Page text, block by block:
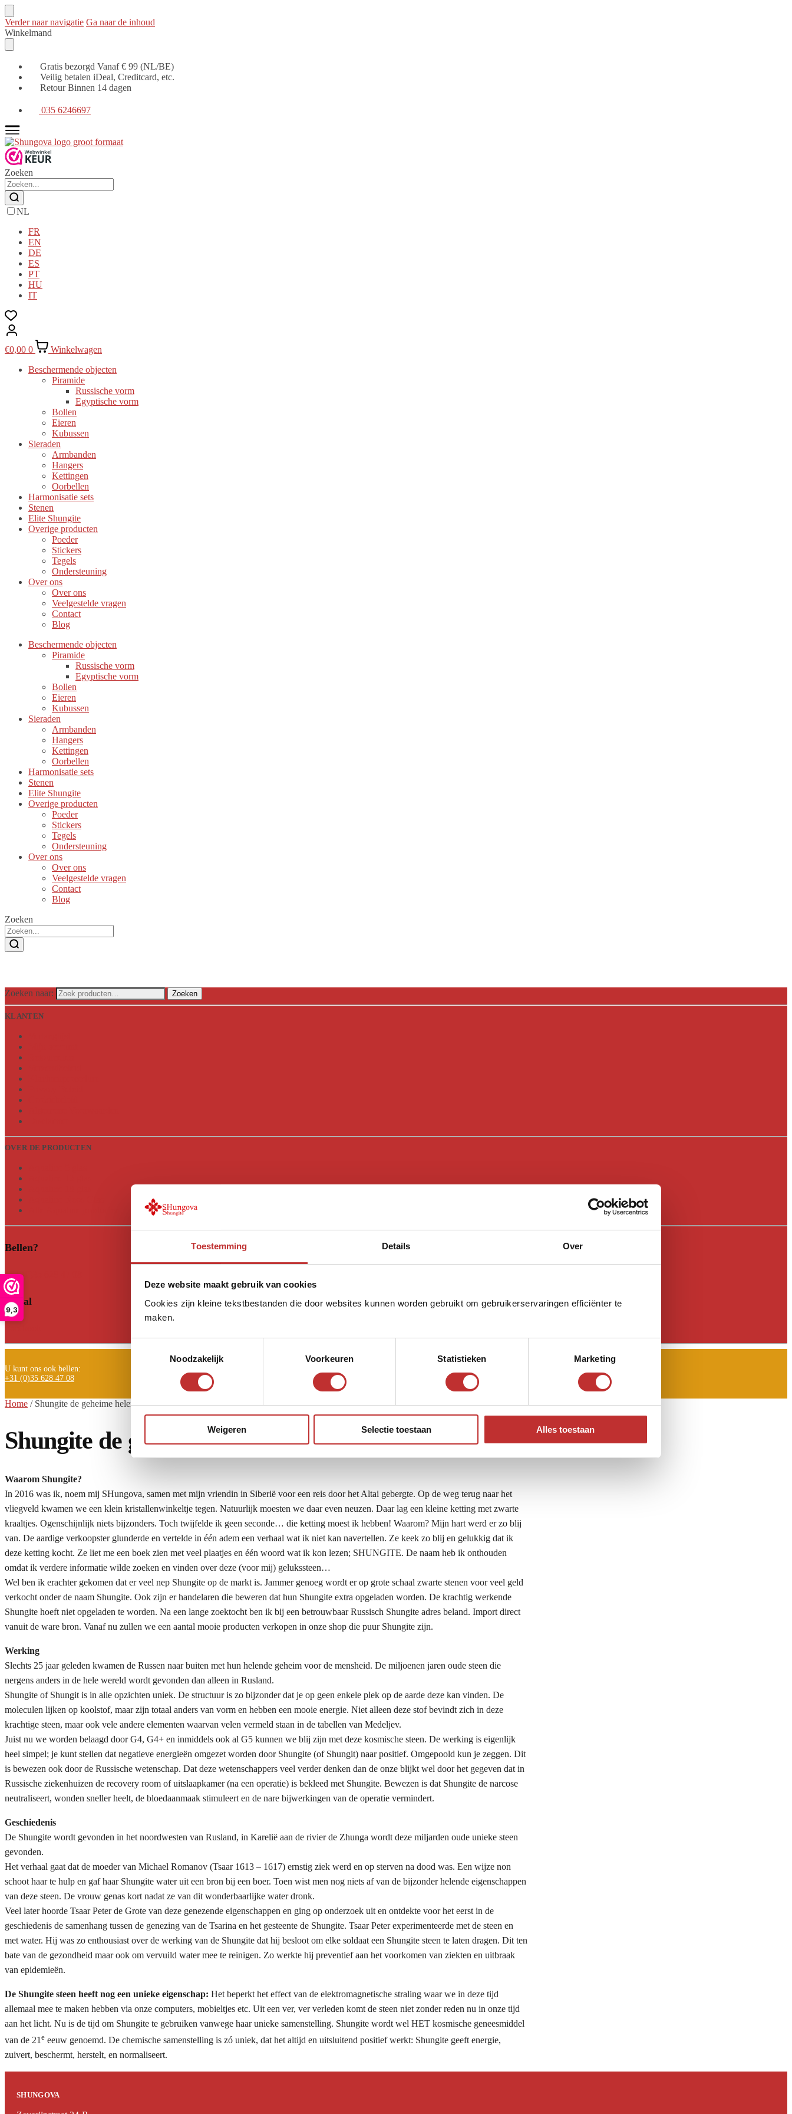
9,3
Toestemming Details Over
Deze website maakt gebruik van cookies
Cookies zijn kleine tekstbestanden die door websites kunnen worden gebruikt om gebruikerservaringen efficiënter te
maken.
Toestemmingsselectie
Noodzakelijk
Voorkeuren Statistieken Marketing
Weigeren Selectie toestaan Alles toestaan
Verder naar navigatie Ga naar de inhoud
Winkelmand
Gratis bezorgd Vanaf € 99 (NL/BE)
Veilig betalen iDeal, Creditcard, etc.
Retour Binnen 14 dagen
035 6246697
Zoeken
NL
FR
EN
DE
ES
PT
HU
IT
€0,00 0
Winkelwagen
Beschermende objecten
Piramide
Russische vorm
Egyptische vorm
Bollen
Eieren
Kubussen
Sieraden
Armbanden
Hangers
Kettingen
Oorbellen
Harmonisatie sets
Stenen
Elite Shungite
Overige producten
Poeder
Stickers
Tegels
Ondersteuning
Over ons
Over ons
Veelgestelde vragen
Contact
Blog
Beschermende objecten
Piramide
Russische vorm
Egyptische vorm
Bollen
Eieren
Kubussen
Sieraden
Armbanden
Hangers
Kettingen
Oorbellen
Harmonisatie sets
Stenen
Elite Shungite
Overige producten
Poeder
Stickers
Tegels
Ondersteuning
Over ons
Over ons
Veelgestelde vragen
Contact
Blog
Zoeken
Zoeken naar: Zoeken
KLANTEN
OVER DE PRODUCTEN
Bellen?
+31 (0)35 628 47 08
Social
U kunt ons ook bellen:
+31 (0)35 628 47 08
Home / Shungite de geheime helende steen uit rusland
Shungite de geheime helende steen uit rusland
Waarom Shungite?
In 2016 was ik, noem mij SHungova, samen met mijn vriendin in Siberië voor een reis door het Altai gebergte. Op de weg terug naar het
vliegveld kwamen we een klein kristallenwinkeltje tegen. Natuurlijk moesten we daar even neuzen. Daar lag een kleine ketting met zwarte
kraaltjes. Ogenschijnlijk niets bijzonders. Toch twijfelde ik geen seconde… die ketting moest ik hebben! Waarom? Mijn hart werd er zo blij
van. De aardige verkoopster glunderde en vertelde in één adem een verhaal wat ik niet kan navertellen. Ze keek zo blij en gelukkig dat ik
deze ketting kocht. Ze liet me een boek zien met veel plaatjes en één woord wat ik kon lezen; SHUNGITE. De naam heb ik onthouden
omdat ik verdere informatie wilde zoeken en vinden over deze (voor mij) gelukssteen…
Wel ben ik erachter gekomen dat er veel nep Shungite op de markt is. Jammer genoeg wordt er op grote schaal zwarte stenen voor veel geld
verkocht onder de naam Shungite. Ook zijn er handelaren die beweren dat hun Shungite extra opgeladen worden. De krachtig werkende
Shungite hoeft niet opgeladen te worden. Na een lange zoektocht ben ik bij een betrouwbaar Russisch Shungite adres beland. Import direct
vanuit de ware bron. Vanaf nu zullen we een aantal mooie producten verkopen in onze shop die puur Shungite zijn.
Werking
Slechts 25 jaar geleden kwamen de Russen naar buiten met hun helende geheim voor de mensheid. De miljoenen jaren oude steen die
nergens anders in de hele wereld wordt gevonden dan alleen in Rusland.
Shungite of Shungit is in alle opzichten uniek. De structuur is zo bijzonder dat je op geen enkele plek op de aarde deze kan vinden. De
moleculen lijken op koolstof, maar zijn totaal anders van vorm en hebben een mooie energie. Niet alleen deze stof bevindt zich in deze
krachtige steen, maar ook vele andere elementen waarvan velen vermeld staan in de tabellen van Medeljev.
Juist nu we worden belaagd door G4, G4+ en inmiddels ook al G5 kunnen we blij zijn met deze kosmische steen. De werking is eigenlijk
heel simpel; je kunt stellen dat negatieve energieën omgezet worden door Shungite (of Shungit) naar positief. Omgepoold kun je zeggen. Dit
is bewezen ook door de Russische wetenschap. Dat deze wetenschappers veel verder denken dan de onze blijkt wel door het gegeven dat in
Russische ziekenhuizen de recovery room of uitslaapkamer (na een operatie) is bekleed met Shungite. Bewezen is dat Shungite de narcose
neutraliseert, wonden sneller heelt, de bloedaanmaak stimuleert en de nare bijwerkingen van de operatie vermindert.
Geschiedenis
De Shungite wordt gevonden in het noordwesten van Rusland, in Karelië aan de rivier de Zhunga wordt deze miljarden oude unieke steen
gevonden.
Het verhaal gaat dat de moeder van Michael Romanov (Tsaar 1613 – 1617) ernstig ziek werd en op sterven na dood was. Een wijze non
schoot haar te hulp en gaf haar Shungite water uit een bron bij een boer. Toen wist men nog niets af van de bijzonder helende eigenschappen
van deze steen. De vrouw genas kort nadat ze van dit wonderbaarlijke water dronk.
Veel later hoorde Tsaar Peter de Grote van deze genezende eigenschappen en ging op onderzoek uit en ontdekte voor het eerst in de
geschiedenis de samenhang tussen de genezing van de Tsarina en het gesteente de Shungite. Tsaar Peter experimenteerde met de steen en
met water. Hij was zo enthousiast over de werking van de Shungite dat hij besloot om elke soldaat een Shungite steen te laten dragen. Dit ten
bate van de gezondheid maar ook om vervuild water mee te reinigen. Zo werkte hij preventief aan het voorkomen van ziekten en uitbraak
van epidemieën.
De Shungite steen heeft nog een unieke eigenschap: Het beperkt het effect van de elektromagnetische straling waar we in deze tijd
allemaal mee te maken hebben via onze computers, mobieltjes etc. Uit een ver, ver verleden komt de steen niet zonder reden nu in onze tijd
aan het licht. Nu is de tijd om Shungite te gebruiken vanwege haar unieke samenstelling. Shungite wordt wel HET kosmische geneesmiddel
van de 21 e eeuw genoemd. De chemische samenstelling is zó uniek, dat het altijd en uitsluitend positief werkt: Shungite geeft energie,
zuivert, beschermt, herstelt, en normaliseert.
SHUNGOVA